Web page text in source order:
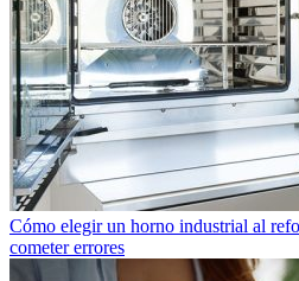
Cómo elegir un horno industrial al
cometer errores